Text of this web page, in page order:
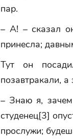
пар.
– А! – сказал
принесла;
Тут он
позавтракали,
– Знаю я,
студенец[3]
прослужи;